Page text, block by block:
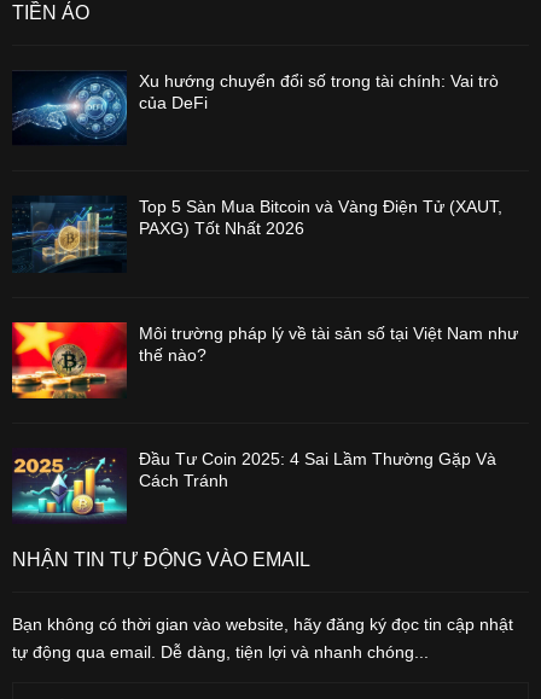
TIỀN ẢO
Xu hướng chuyển đổi số trong tài chính: Vai trò
của DeFi
Top 5 Sàn Mua Bitcoin và Vàng Điện Tử (XAUT,
PAXG) Tốt Nhất 2026
Môi trường pháp lý về tài sản số tại Việt Nam như
thế nào?
Đầu Tư Coin 2025: 4 Sai Lầm Thường Gặp Và
Cách Tránh
NHẬN TIN TỰ ĐỘNG VÀO EMAIL
Bạn không có thời gian vào website, hãy đăng ký đọc tin cập nhật
tự động qua email. Dễ dàng, tiện lợi và nhanh chóng...